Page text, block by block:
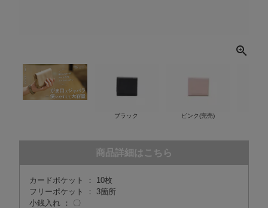
ブラック ピンク(完売)
商品詳細はこちら
カードポケット ： 10枚
フリーポケット ： 3箇所
小銭入れ ： 〇